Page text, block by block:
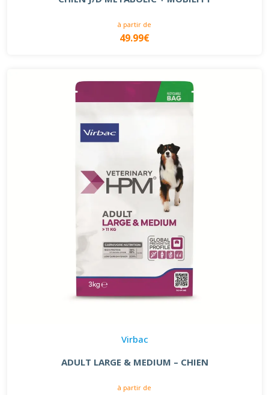
à partir de
49.99€
Virbac
ADULT LARGE & MEDIUM – CHIEN
à partir de